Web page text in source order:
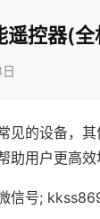
遥控器(
见的设备，
用户更高效
信号;